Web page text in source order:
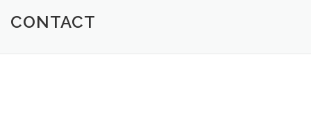
CONTACT
CONTACT